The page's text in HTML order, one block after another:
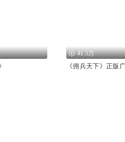
41.5万
《佣兵天下》正版